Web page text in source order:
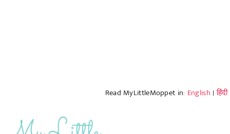
Read MyLittleMoppet in: English |हिंदी